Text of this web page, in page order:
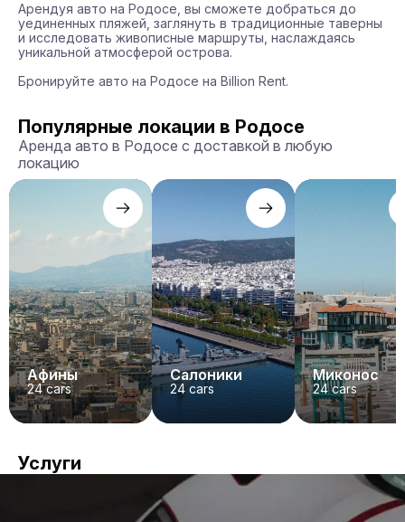
Арендуя авто на Родосе, вы сможете добраться до
уединенных пляжей, заглянуть в традиционные таверны
и исследовать живописные маршруты, наслаждаясь
уникальной атмосферой острова.
Бронируйте авто на Родосе на Billion Rent.
Популярные локации в Родосе
Аренда авто в Родосе с доставкой в любую
локацию
Афины
24cars
Салоники
24 cars
Миконос
24cars
Услуги